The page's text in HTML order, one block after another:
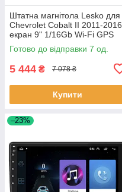
Штатна магнітола Lesko для
Chevrolet Cobalt II 2011-2016
екран 9" 1/16Gb Wi-Fi GPS
Base Шевроле Кобальт 7 шт.
Готово до відправки 7 од.
5 444 ₴ 7 078 ₴
Купити
–23%